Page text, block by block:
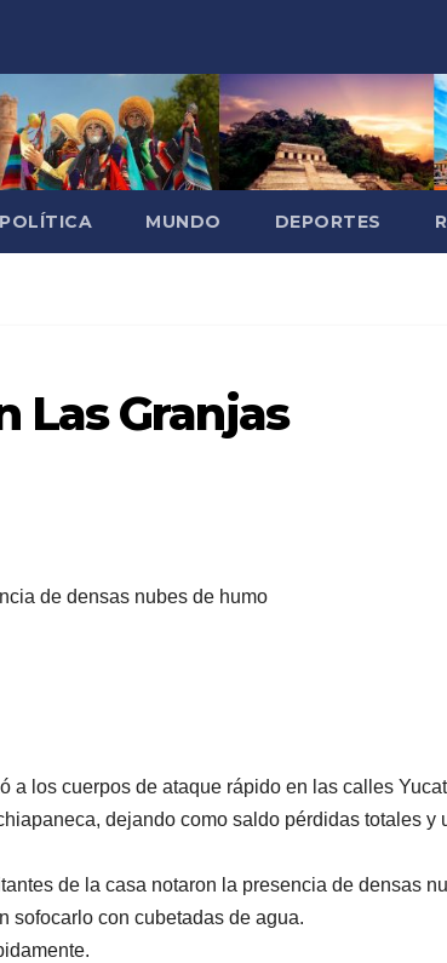
POLÍTICA MUNDO DEPORTES
Las Granjas
de densas nubes de humo
a los cuerpos de ataque rápido en las calles
dejando como saldo pérdidas totales y
de la casa notaron la presencia de densas
sofocarlo con cubetadas de agua.